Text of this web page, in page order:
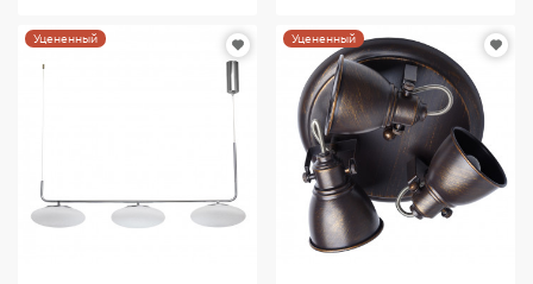
Уцененный Уцененный